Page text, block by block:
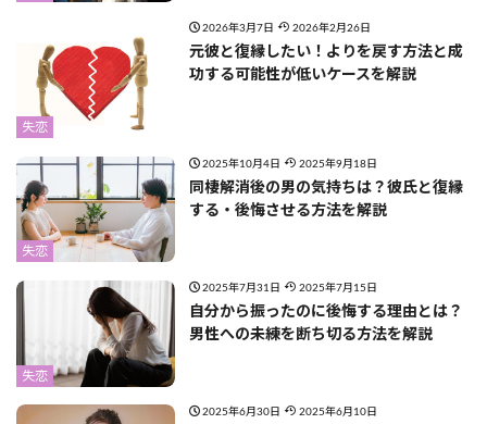
失恋
2026年3月7日 2026年2月26日
元彼と復縁したい！よりを戻す方法と成
功する可能性が低いケースを解説
失恋
2025年10月4日 2025年9月18日
同棲解消後の男の気持ちは？彼氏と復縁
する・後悔させる方法を解説
失恋
2025年7月31日 2025年7月15日
自分から振ったのに後悔する理由とは？
男性への未練を断ち切る方法を解説
2025年6月30日 2025年6月10日